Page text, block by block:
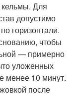
Для
допустимо
горизонтали.
чтобы
— примерно
уложенных
менее 10 минут.
после